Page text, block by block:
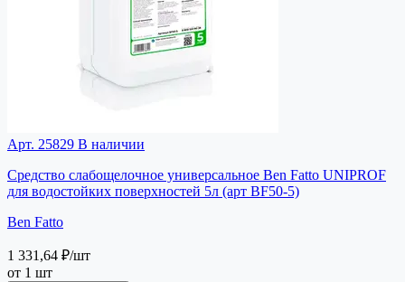
Арт. 25829 В наличии
Средство слабощелочное универсальное Ben Fatto UNIPROF
для водостойких поверхностей 5л (арт BF50-5)
Ben Fatto
1 331,64 ₽/шт
от 1 шт